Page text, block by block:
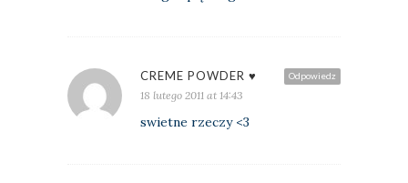
Odpowiedz
CREME POWDER ♥
18 lutego 2011 at 14:43
swietne rzeczy <3